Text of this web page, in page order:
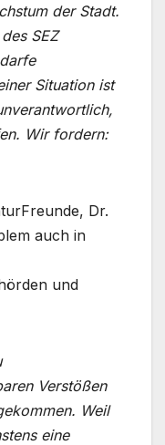
der Stadt.
SEZ
Situation ist
Wir fordern:
Dr.
auch in
und
Verstößen
Weil
eine